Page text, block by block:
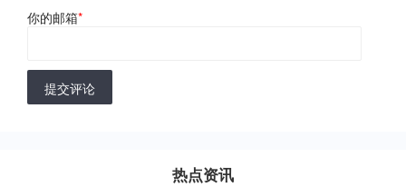
你的邮箱*
提交评论
热点资讯